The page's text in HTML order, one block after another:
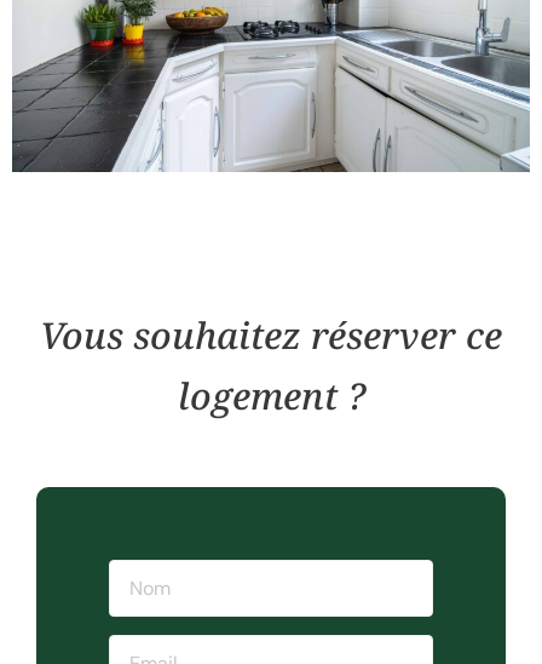
Vous souhaitez réserver ce
logement ?